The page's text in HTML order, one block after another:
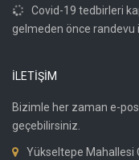
Covid-19 tedbirleri
gelmeden önce randevu
İLETİŞİM
Bizimle her zaman e-
geçebilirsiniz.
Yükseltepe Mahallesi